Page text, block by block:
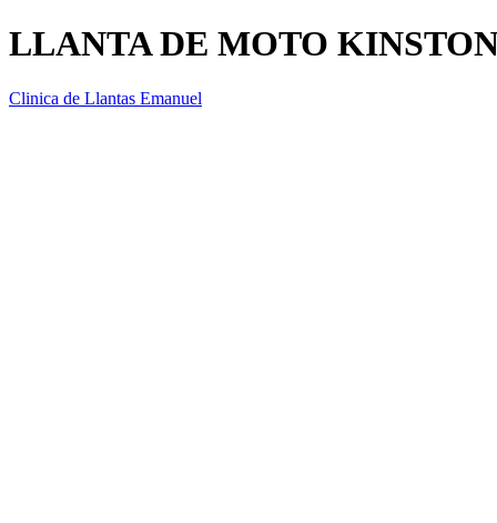
LLANTA DE MOTO
Clinica de Llantas Emanuel